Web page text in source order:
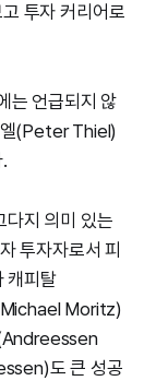
투자 커리어로
는 언급되지 않
엘(Peter Thiel)
다지 의미 있는
투자자로서 피
캐피탈
Moritz)
도 큰 성공